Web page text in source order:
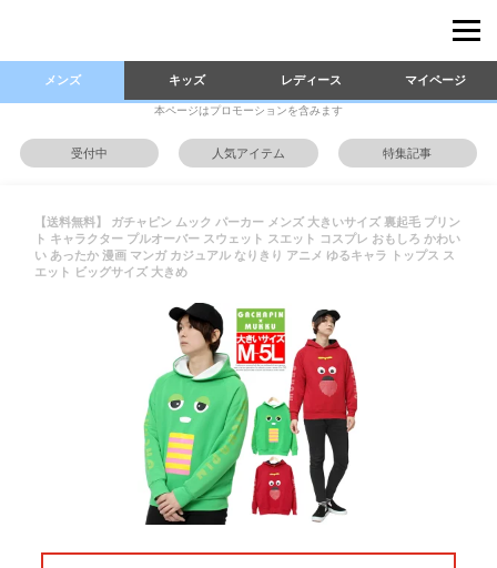
メンズ キッズ レディース マイページ
本ページはプロモーションを含みます
受付中 人気アイテム 特集記事
【送料無料】 ガチャピン ムック パーカー メンズ 大きいサイズ 裏起毛 プリン
ト キャラクター プルオーバー スウェット スエット コスプレ おもしろ かわい
い あったか 漫画 マンガ カジュアル なりきり アニメ ゆるキャラ トップス ス
エット ビッグサイズ 大きめ